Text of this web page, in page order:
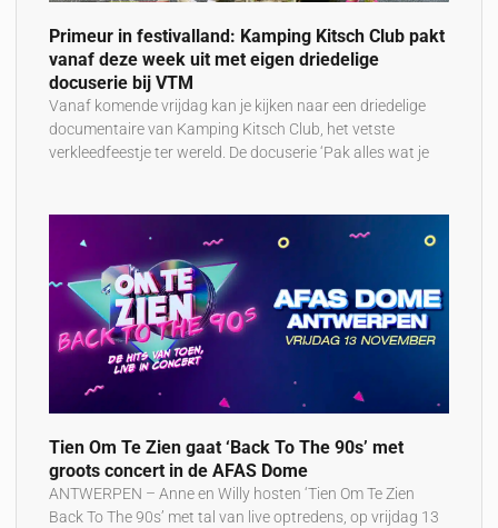
Primeur in festivalland: Kamping Kitsch Club pakt
vanaf deze week uit met eigen driedelige
docuserie bij VTM
Vanaf komende vrijdag kan je kijken naar een driedelige
documentaire van Kamping Kitsch Club, het vetste
verkleedfeestje ter wereld. De docuserie ‘Pak alles wat je
Tien Om Te Zien gaat ‘Back To The 90s’ met
groots concert in de AFAS Dome
ANTWERPEN – Anne en Willy hosten ‘Tien Om Te Zien
Back To The 90s’ met tal van live optredens, op vrijdag 13